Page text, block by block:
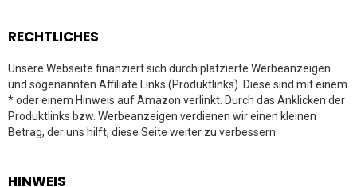
RECHTLICHES
Unsere Webseite finanziert sich durch platzierte Werbeanzeigen
und sogenannten Affiliate Links (Produktlinks). Diese sind mit einem
* oder einem Hinweis auf Amazon verlinkt. Durch das Anklicken der
Produktlinks bzw. Werbeanzeigen verdienen wir einen kleinen
Betrag, der uns hilft, diese Seite weiter zu verbessern.
HINWEIS